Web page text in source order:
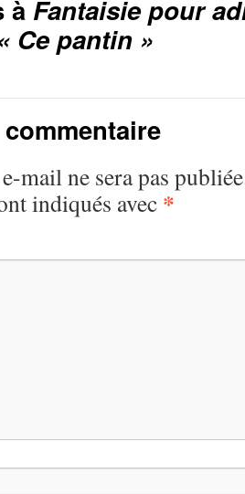
à Fantaisie pour
Ce pantin »
mail ne sera pas
indiqués avec *